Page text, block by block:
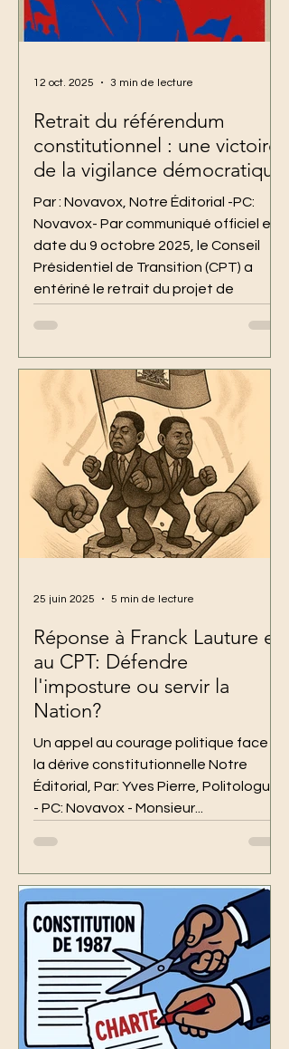
Retrait du référendum
constitutionnel : une victoire
de la vigilance démocratique
Par : Novavox, Notre Éditorial -PC:
Novavox- Par communiqué officiel en
date du 9 octobre 2025, le Conseil
Présidentiel de Transition (CPT) a
entériné le retrait du projet de
constitutionnelle, une initiative
vivement contestée par une large
frange de la société civile et des
forces démocratiques. À NOVAVOX
et au sein du Renouveau
démocratique, nous saluons cette
décision avec un soulagement
profond. Elle consacre une inflexion
majeure dans un com
12 oct. 2025 3 min de lecture
Réponse à Franck Lauture et
au CPT: Défendre
l'imposture ou servir la
Nation?
Un appel au courage politique face à
la dérive constitutionnelle Notre
Éditorial, Par: Yves Pierre, Politologue
- PC: Novavox - Monsieur...
25 juin 2025 5 min de lecture